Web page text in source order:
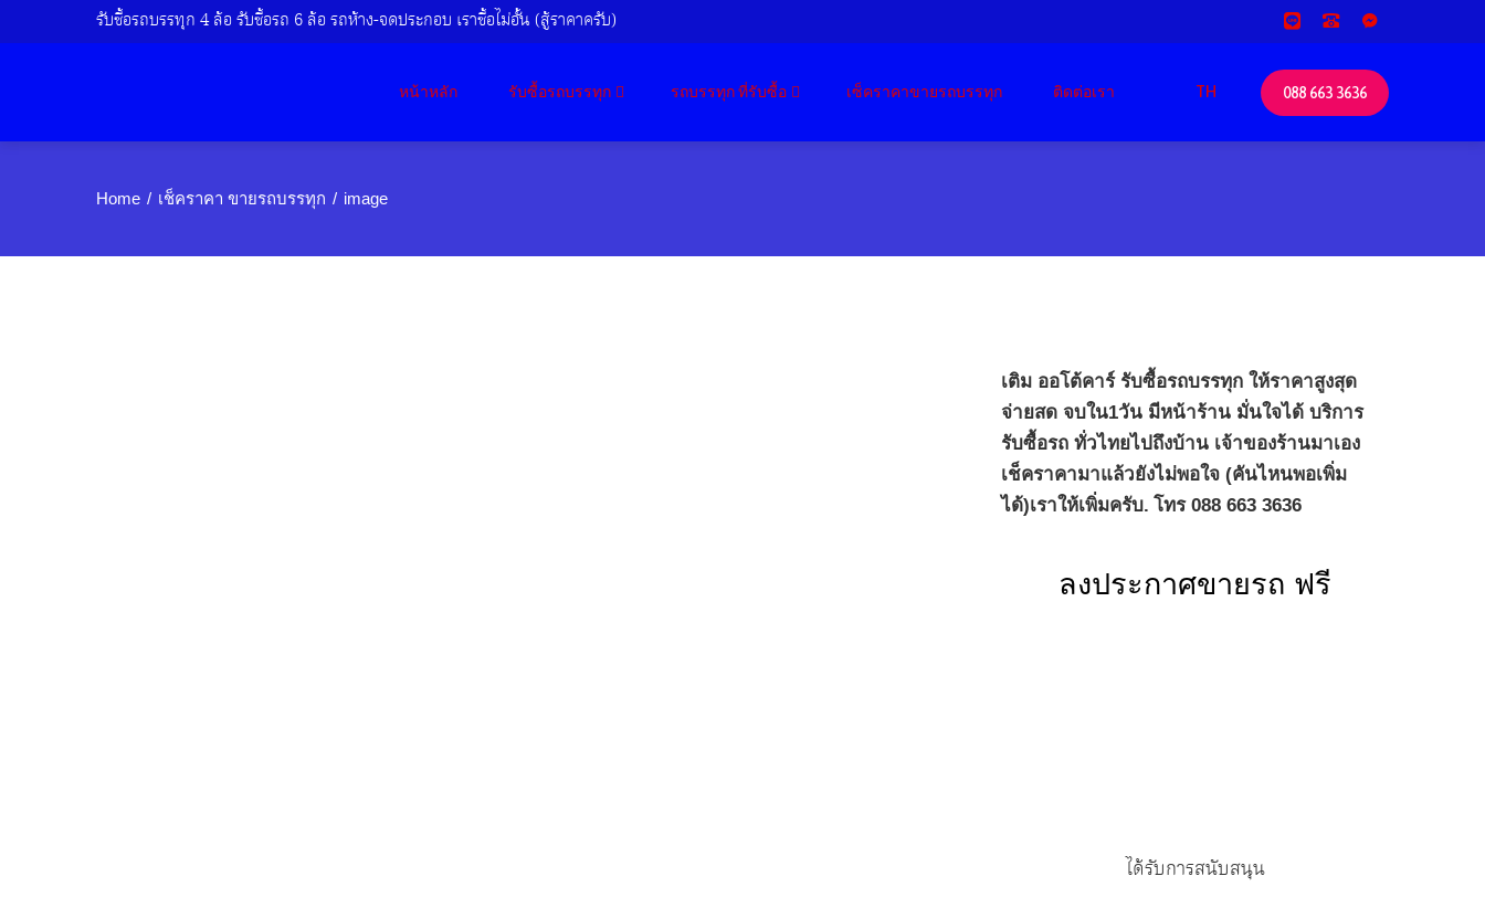
รับซื้อรถบรรทุก 4 ล้อ รับซื้อรถ 6 ล้อ รถห้าง-จดประกอบ เราซื้อไม่อั้น (สู้ราคาครับ)
หน้าหลัก รับซื้อรถบรรทุก รถบรรทุก ที่รับซื้อ เซ็คราคาขายรถบรรทุก ติดต่อเรา TH 088 663 3636
Home เช็คราคา ขายรถบรรทุก image
เติม ออโต้คาร์ รับซื้อรถบรรทุก ให้ราคาสูงสุด
จ่ายสด จบใน1วัน มีหน้าร้าน มั่นใจได้ บริการ
รับซื้อรถ ทั่วไทยไปถึงบ้าน เจ้าของร้านมาเอง
เช็คราคามาแล้วยังไม่พอใจ (คันไหนพอเพิ่ม
ได้)เราให้เพิ่มครับ. โทร 088 663 3636
ลงประกาศขายรถ ฟรี
ได้รับการสนับสนุน